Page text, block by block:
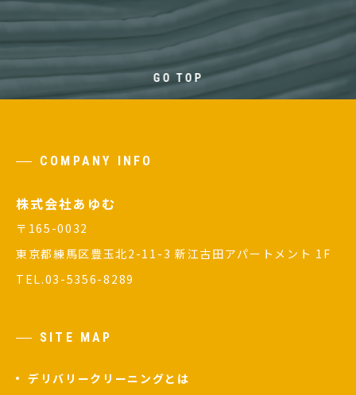
GO TOP
COMPANY INFO
株式会社あゆむ
〒165-0032
東京都練馬区豊玉北2-11-3 新江古田アパートメント 1F
TEL.03-5356-8289
SITE MAP
デリバリークリーニングとは